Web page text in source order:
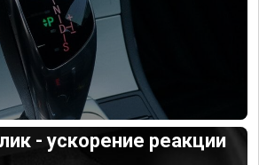
- ускорение реакции